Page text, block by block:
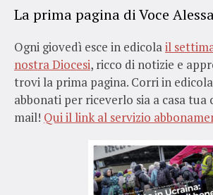
La prima pagina di Voce
Ogni giovedì esce in edicolail
nostra Diocesi, ricco di notizie e
trovi la prima pagina. Corri in
abbonati per riceverlo sia a casa tua
mail! Qui il link al servizio